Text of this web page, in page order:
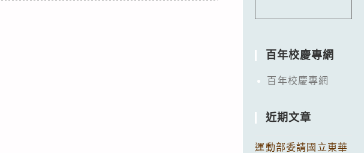
百年校慶專網
百年校慶專網
近期文章
運動部委請國立東華